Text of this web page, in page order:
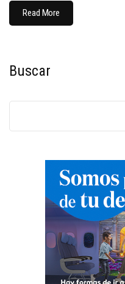
Read More
Buscar